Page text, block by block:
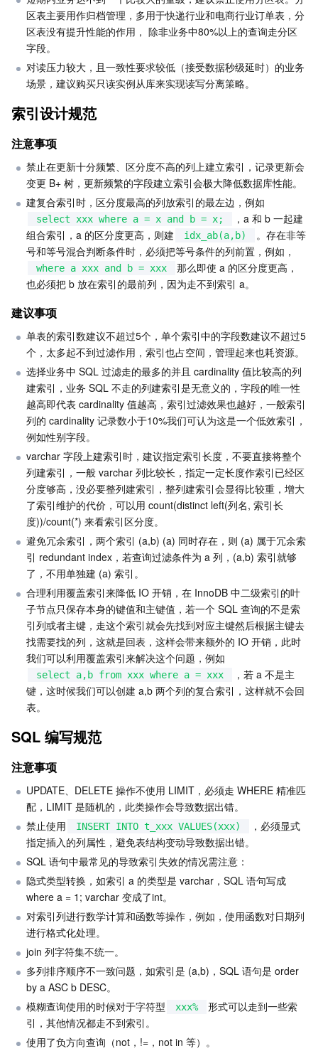
地域管理系统
配额中心
资源中心
云压测
费用中心
认证信息
政策与规范
服务计划
腾讯云培训认证
合作伙伴支持计划
区表主要用作归档管理，多用于快递行业和电商行业订单表，分
区表没有提升性能的作用， 除非业务中80%以上的查询走分区
字段。
对读压力较大，且一致性要求较低（接受数据秒级延时）的业务
场景，建议购买只读实例从库来实现读写分离策略。
索引设计规范
注意事项
禁止在更新十分频繁、区分度不高的列上建立索引，记录更新会
变更 B+ 树，更新频繁的字段建立索引会极大降低数据库性能。
建复合索引时，区分度最高的列放索引的最左边，例如
select xxx where a = x and b = x;
，a 和 b 一起建
组合索引，a 的区分度更高，则建
idx_ab(a,b)
。存在非等
号和等号混合判断条件时，必须把等号条件的列前置，例如，
where a xxx and b = xxx
那么即使 a 的区分度更高，
也必须把 b 放在索引的最前列，因为走不到索引 a。
建议事项
单表的索引数建议不超过5个，单个索引中的字段数建议不超过5
个，太多起不到过滤作用，索引也占空间，管理起来也耗资源。
选择业务中 SQL 过滤走的最多的并且 cardinality 值比较高的列
建索引，业务 SQL 不走的列建索引是无意义的，字段的唯一性
越高即代表 cardinality 值越高，索引过滤效果也越好，一般索引
列的 cardinality 记录数小于10%我们可认为这是一个低效索引，
例如性别字段。
varchar 字段上建索引时，建议指定索引长度，不要直接将整个
列建索引，一般 varchar 列比较长，指定一定长度作索引已经区
分度够高，没必要整列建索引，整列建索引会显得比较重，增大
了索引维护的代价，可以用 count(distinct left(列名, 索引长
度))/count(*) 来看索引区分度。
避免冗余索引，两个索引 (a,b) (a) 同时存在，则 (a) 属于冗余索
引 redundant index，若查询过滤条件为 a 列，(a,b) 索引就够
了，不用单独建 (a) 索引。
合理利用覆盖索引来降低 IO 开销，在 InnoDB 中二级索引的叶
子节点只保存本身的键值和主键值，若一个 SQL 查询的不是索
引列或者主键，走这个索引就会先找到对应主键然后根据主键去
找需要找的列，这就是回表，这样会带来额外的 IO 开销，此时
我们可以利用覆盖索引来解决这个问题，例如
select a,b from xxx where a = xxx
，若 a 不是主
键，这时候我们可以创建 a,b 两个列的复合索引，这样就不会回
表。
SQL 编写规范
注意事项
UPDATE、DELETE 操作不使用 LIMIT，必须走 WHERE 精准匹
配，LIMIT 是随机的，此类操作会导致数据出错。
禁止使用
INSERT INTO t_xxx VALUES(xxx)
，必须显式
指定插入的列属性，避免表结构变动导致数据出错。
SQL 语句中最常见的导致索引失效的情况需注意：
隐式类型转换，如索引 a 的类型是 varchar，SQL 语句写成
where a = 1; varchar 变成了int。
对索引列进行数学计算和函数等操作，例如，使用函数对日期列
进行格式化处理。
join 列字符集不统一。
多列排序顺序不一致问题，如索引是 (a,b)，SQL 语句是 order
by a ASC b DESC。
模糊查询使用的时候对于字符型
xxx%
形式可以走到一些索
引，其他情况都走不到索引。
使用了负方向查询（not，!=，not in 等）。